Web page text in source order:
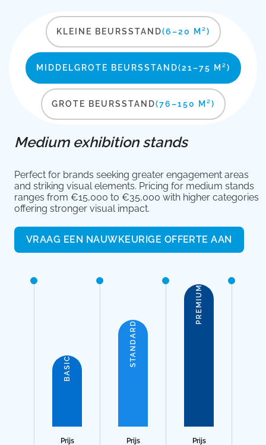
KLEINE BEURSSTAND(6–20 M²)
MIDDELGROTE BEURSSTAND(21–75 M²)
GROTE BEURSSTAND(76–150 M²)
Medium exhibition stands
Perfect for brands seeking greater engagement areas
and striking visual elements. Pricing for medium stands
ranges from €15,000 to €35,000 with higher categories
offering stronger visual impact.
VRAAG EEN NAUWKEURIGE OFFERTE AAN
BASIC
Prijs
STANDARD
Prijs
PREMIUM
Prijs